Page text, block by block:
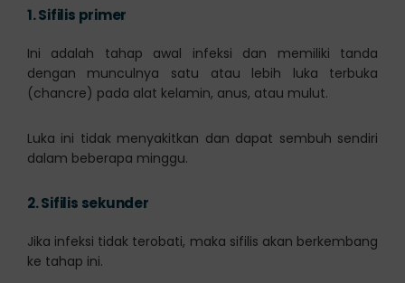
1.Sifilis primer
Ini adalah tahap awal infeksi dan memiliki tanda
dengan munculnya satu atau lebih luka terbuka
(chancre) pada alat kelamin, anus, atau mulut.
Luka ini tidak menyakitkan dan dapat sembuh sendiri
dalam beberapa minggu.
2.Sifilis sekunder
Jika infeksi tidak terobati, maka sifilis akan berkembang
ke tahap ini.